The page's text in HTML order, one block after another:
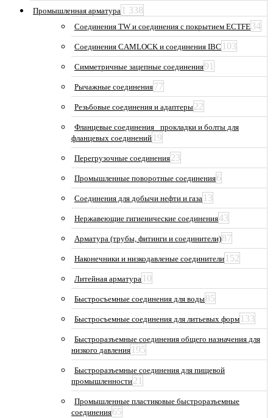
Промышленная арматура 1 338
Соединения TW и соединения с покрытием ECTFE34
Соединения CAMLOCK и соединения IBC 103
Симметричные зацепные соединения91
Рычажные соединения77
Резьбовые соединения и адаптеры22
Фланцевые соединения_ прокладки и болты для
фланцевых соединений 19
Перегрузочные соединения23
Промышленные поворотные соединения6
Соединения для добычи нефти и газа 13
Нержавеющие гигиенические соединения43
Арматура (трубы, фитинги и соединители)87
Наконечники и низкодавленые соединители 152
Литейная арматура 10
Быстросъемные соединения для воды85
Быстросъемные соединения для литьевых форм 133
Быстроразъемные соединения общего назначения для
низкого давления 195
Быстроразъемные соединения для пищевой
промышленности21
Промышленные пластиковые быстроразъемные
соединения65